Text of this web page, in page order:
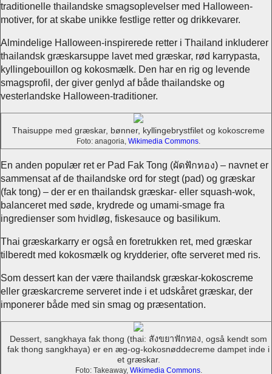
traditionelle thailandske smagsoplevelser med Halloween-
motiver, for at skabe unikke festlige retter og drikkevarer.
Almindelige Halloween-inspirerede retter i Thailand inkluderer
thailandsk græskarsuppe lavet med græskar, rød karrypasta,
kyllingebouillon og kokosmælk. Den har en rig og levende
smagsprofil, der giver genlyd af både thailandske og
vesterlandske Halloween-traditioner.
Thaisuppe med græskar, bønner, kyllingebrystfilet og kokoscreme
Foto: anagoria, Wikimedia Commons.
En anden populær ret er Pad Fak Tong (ผัดฟักทอง) – navnet er
sammensat af de thailandske ord for stegt (pad) og græskar
(fak tong) – der er en thailandsk græskar- eller squash-wok,
balanceret med søde, krydrede og umami-smage fra
ingredienser som hvidløg, fiskesauce og basilikum.
Thai græskarkarry er også en foretrukken ret, med græskar
tilberedt med kokosmælk og krydderier, ofte serveret med ris.
Som dessert kan der være thailandsk græskar-kokoscreme
eller græskarcreme serveret inde i et udskåret græskar, der
imponerer både med sin smag og præsentation.
Dessert, sangkhaya fak thong (thai: สังขยาฟักทอง, også kendt som
fak thong sangkhaya) er en æg-og-kokosnøddecreme dampet inde i
et græskar.
Foto: Takeaway, Wikimedia Commons.